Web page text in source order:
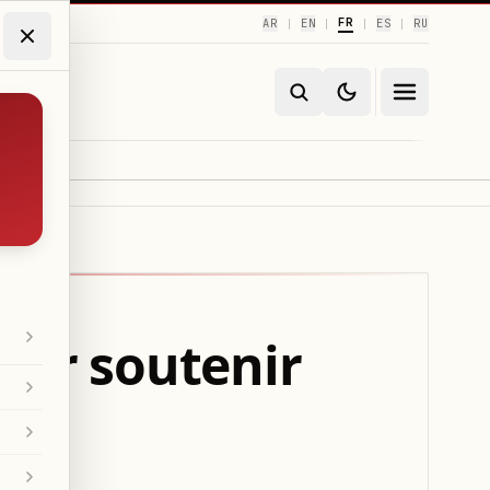
AR | EN | FR | ES | RU